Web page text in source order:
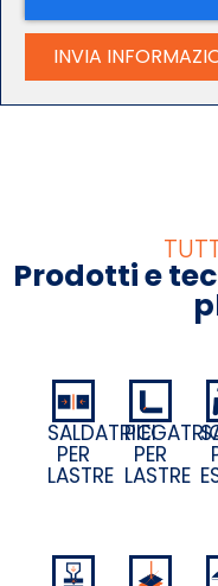
INVIA
Prodotti e
SALDATRICI
PER
LASTRE
PER
LASTRE